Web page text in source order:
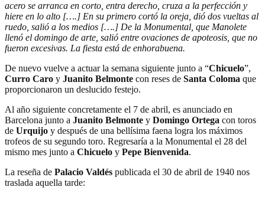
acero se arranca en corto, entra derecho, cruza a la perfección y
hiere en lo alto [….] En su primero cortó la oreja, dió dos vueltas al
ruedo, salió a los medios [….] De la Monumental, que Manolete
llenó el domingo de arte, salió entre ovaciones de apoteosis, que no
fueron excesivas. La fiesta está de enhorabuena.
De nuevo vuelve a actuar la semana siguiente junto a “Chicuelo”,
Curro Caro y Juanito Belmonte con reses de Santa Coloma que
proporcionaron un deslucido festejo.
Al año siguiente concretamente el 7 de abril, es anunciado en
Barcelona junto a Juanito Belmonte y Domingo Ortega con toros
de Urquijo y después de una bellísima faena logra los máximos
trofeos de su segundo toro. Regresaría a la Monumental el 28 del
mismo mes junto a Chicuelo y Pepe Bienvenida.
La reseña de Palacio Valdés publicada el 30 de abril de 1940 nos
traslada aquella tarde: